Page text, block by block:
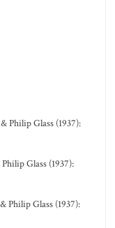
Philip Glass (1937):
Glass (1937):
Philip Glass (1937):